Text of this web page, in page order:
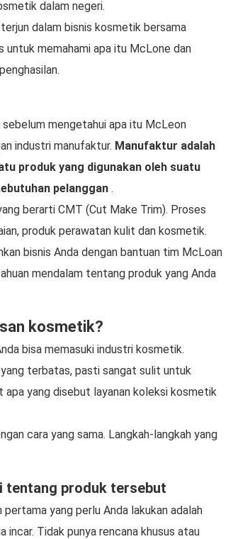
dalam negeri.
dalam bisnis kosmetik bersama
untuk memahami apa itu McLone dan
mengetahui apa itu McLeon
industri manufaktur. Manufaktur adalah
produk yang digunakan oleh suatu
pelanggan .
berarti CMT (Cut Make Trim). Proses
produk perawatan kulit dan kosmetik.
bisnis Anda dengan bantuan tim McLoan
mendalam tentang produk yang Anda
kosmetik?
bisa memasuki industri kosmetik.
terbatas, pasti sangat sulit untuk
apa yang disebut layanan koleksi kosmetik
cara yang sama. Langkah-langkah yang
tentang produk tersebut
yang perlu Anda lakukan adalah
Tidak punya rencana khusus atau